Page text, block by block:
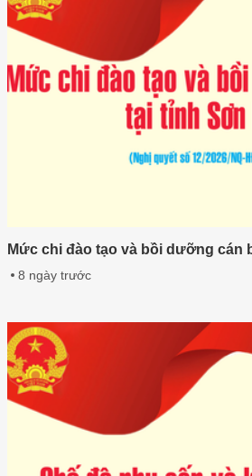
Mức chi đào tạo và bồi dưỡng cán
8 ngày trước